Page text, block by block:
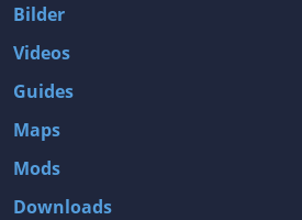
Bilder
Videos
Guides
Maps
Mods
Downloads